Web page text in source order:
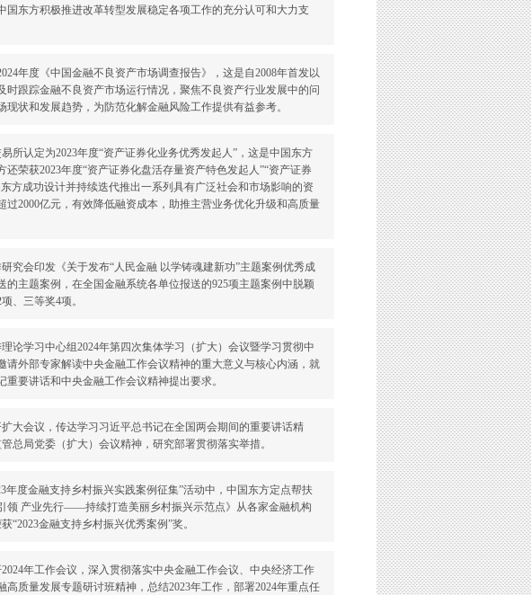
国东方积极推进改革转型发展稳定各项工作的充分认可和大力支
年度《中国金融不良资产市场调查报告》，这是自2008年首发以
时跟踪金融不良资产市场运行情况，聚焦不良资产行业发展中的问
状和发展趋势，为防范化解金融风险工作提供有益参考。
所认定为2023年度“资产证券化业务优秀发起人”，这是中国东方
荣获2023年度“资产证券化盘活存量资产特色发起人”“资产证券
方成功设计并持续迭代推出一系列具有广泛社会和市场影响的资
过2000亿元，有效降低融资成本，助推主营业务优化升级和高质量
究会印发《关于发布“人民金融 以学铸魂建新功”主题案例优秀成
的主题案例，在全国金融系统各单位报送的925项主题案例中脱颖
、三等奖4项。
论学习中心组2024年第四次集体学习（扩大）会议暨学习贯彻中
请外部专家解读中央金融工作会议精神的重大意义与核心内涵，就
要讲话和中央金融工作会议精神提出要求。
大会议，传达学习习近平总书记在全国两会期间的重要讲话精
总局党委（扩大）会议精神，研究部署贯彻落实举措。
年度金融支持乡村振兴实践案例征集”活动中，中国东方定点帮扶
领 产业先行——持续打造美丽乡村振兴示范点》从各家金融机构
“2023金融支持乡村振兴优秀案例”奖。
年工作会议，深入贯彻落实中央金融工作会议、中央经济工作
质量发展专题研讨班精神，总结2023年工作，部署2024年重点任